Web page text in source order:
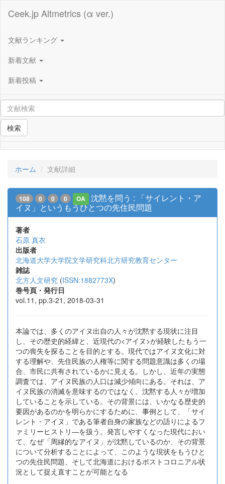
Ceek.jp Altmetrics (α ver.)
文献ランキング
新着文献
新着投稿
検索
ホーム 文献詳細
108 0 0 0 OA
沈黙を問う : 「サイレント・ア
イヌ」というもうひとつの先住民問題
著者
石原 真衣
出版者
北海道大学大学院文学研究科北方研究教育センター
雑誌
北方人文研究 (ISSN:1882773X)
巻号頁・発行日
vol.11, pp.3-21, 2018-03-31
本論では、多くのアイヌ出自の人々が沈黙する現状に注目
し、その歴史的経緯と、近現代の<アイヌ>が経験したもう一
つの喪失を探ることを目的とする。現代ではアイヌ文化に対
する理解や、先住民族の人権等に関する問題意識は多くの場
合、市民に共有されているかに見える。しかし、近年の実態
調査では、アイヌ民族の人口は減少傾向にある。それは、ア
イヌ民族の消滅を意味するのではなく、沈黙する人々が増加
していることを示している。その背景には、いかなる歴史的
要因があるのかを明らかにするために、事例として、「サイ
レント・アイヌ」である筆者自身の家族などの語りによるフ
ァミリーヒストリ―を扱う。発言しやすくなった現代におい
て、なぜ「周縁的なアイヌ」が沈黙しているのか、その背景
について分析することによって、このような現状をもうひと
つの先住民問題、そして北海道におけるポストコロニアル状
況として捉え直すことが可能となる